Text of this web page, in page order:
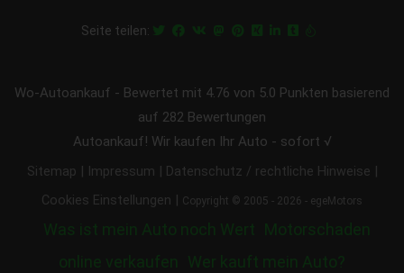
Seite teilen:
Wo-Autoankauf - Bewertet mit 4.76 von 5.0 Punkten basierend
auf 282 Bewertungen
Autoankauf! Wir kaufen Ihr Auto - sofort √
Sitemap Impressum Datenschutz / rechtliche Hinweise
Cookies Einstellungen Copyright © 2005 - 2026 - egeMotors
Was ist mein Auto noch Wert Motorschaden
online verkaufen
Wer kauft mein Auto?